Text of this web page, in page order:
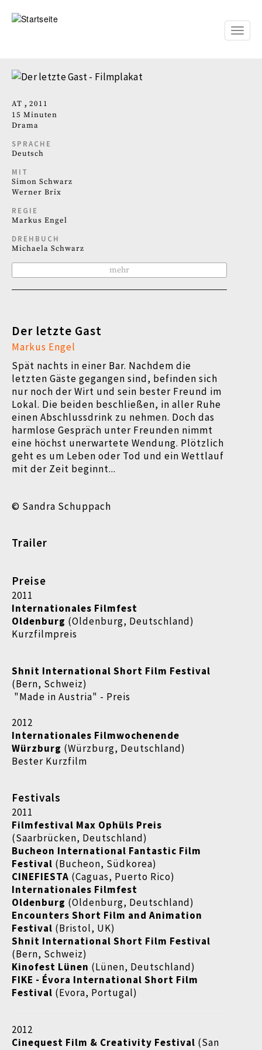
zum
Toggle
AT
2011
15 Minuten
Drama
SPRACHE
Deutsch
MIT
Simon Schwarz
Werner Brix
REGIE
Markus Engel
DREHBUCH
Michaela Schwarz
mehr
Der letzte Gast
Markus Engel
Spät nachts in einer Bar. Nachdem die
letzten Gäste gegangen sind, befinden sich
nur noch der Wirt und sein bester Freund im
Lokal. Die beiden beschließen, in aller Ruhe
einen Abschlussdrink zu nehmen. Doch das
harmlose Gespräch unter Freunden nimmt
eine höchst unerwartete Wendung. Plötzlich
geht es um Leben oder Tod und ein Wettlauf
mit der Zeit beginnt...
© Sandra Schuppach
Trailer
Preise
2011
Internationales Filmfest
Oldenburg (Oldenburg, Deutschland)
Kurzfilmpreis
Shnit International Short Film Festival
(Bern, Schweiz)
"Made in Austria" - Preis
2012
Internationales Filmwochenende
Würzburg (Würzburg, Deutschland)
Bester Kurzfilm
Festivals
2011
Filmfestival Max Ophüls Preis
(Saarbrücken, Deutschland)
Bucheon International Fantastic Film
Festival (Bucheon, Südkorea)
CINEFIESTA (Caguas, Puerto Rico)
Internationales Filmfest
Oldenburg (Oldenburg, Deutschland)
Encounters Short Film and Animation
Festival (Bristol, UK)
Shnit International Short Film Festival
(Bern, Schweiz)
Kinofest Lünen (Lünen, Deutschland)
FIKE - Évora International Short Film
Festival (Evora, Portugal)
2012
Cinequest Film & Creativity Festival (San